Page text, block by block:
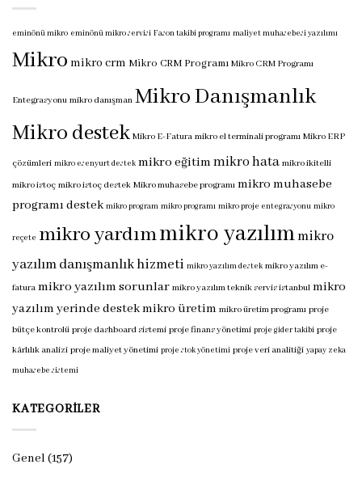
eminönü mikro eminönü mikro servisi Fason takibi programı maliyet muhasebesi yazılımı
Mikro mikro crm Mikro CRM Programı Mikro CRM Programı
Entegrasyonu mikro danışman Mikro Danışmanlık
Mikro destek Mikro E-Fatura mikro el terminali programı Mikro ERP
çözümleri mikro esenyurt destek mikro eğitimmikro hata mikro ikitelli
mikro istoç mikro istoç destek Mikro muhasebe programı mikro muhasebe
programı destek mikro program mikro programı mikro proje entegrasyonu mikro
reçete mikro yardımmikro yazılımmikro
yazılım danışmanlık hizmeti mikro yazılım destek mikro yazılım e-
fatura mikro yazılım sorunlar mikro yazılım teknik servis istanbul mikro
yazılım yerinde destekmikro üretim mikro üretim programı proje
bütçe kontrolü proje dashboard sistemi proje finans yönetimi proje gider takibi proje
kârlılık analizi proje maliyet yönetimi proje stok yönetimi proje veri analitiği yapay zeka
muhasebe sistemi
KATEGORILER
Genel(157)